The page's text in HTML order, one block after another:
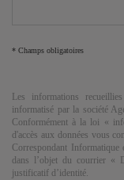
* Champs obligatoires
Les informations
informatisé par la société
Conformément à la loi «
d'accès aux données vous
Correspondant
dans l’objet du courrier «
justificatif d’identité.